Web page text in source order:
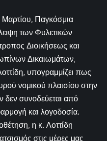
Παγκόσμια
των Φυλετικών
Διοικήσεως και
Δικαιωμάτων,
υπογραμμίζει πως
νομικού πλαισίου στην
δεν συνοδεύεται από
και λογοδοσία.
η κ. Λοττίδη
στις μέρες μας